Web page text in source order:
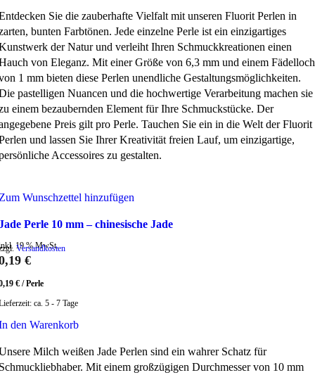
Sie die zauberhafte Vielfalt mit unseren Fluorit Perlen in
bunten Farbtönen. Jede einzelne Perle ist ein einzigartiges
der Natur und verleiht Ihren Schmuckkreationen einen
von Eleganz. Mit einer Größe von 6,3 mm und einem Fädelloch
1 mm bieten diese Perlen unendliche Gestaltungsmöglichkeiten.
pastelligen Nuancen und die hochwertige Verarbeitung machen sie
einem bezaubernden Element für Ihre Schmuckstücke. Der
Preis gilt pro Perle. Tauchen Sie ein in die Welt der Fluorit
und lassen Sie Ihrer Kreativität freien Lauf, um einzigartige,
Accessoires zu gestalten.
Wunschzettel hinzufügen
Perle 10 mm – chinesische Jade
19 % MwSt.
Versandkosten
€
€ /Perle
ca. 5 - 7 Tage
den Warenkorb
Milch weißen Jade Perlen sind ein wahrer Schatz für
Mit einem großzügigen Durchmesser von 10 mm